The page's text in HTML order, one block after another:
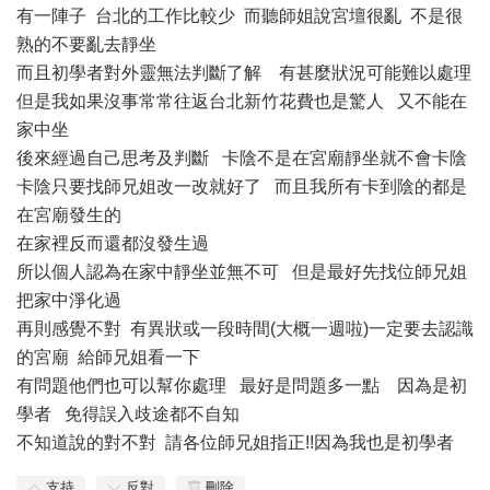
有一陣子 台北的工作比較少 而聽師姐說宮壇很亂 不是很
熟的不要亂去靜坐
而且初學者對外靈無法判斷了解 有甚麼狀況可能難以處理
但是我如果沒事常常往返台北新竹花費也是驚人 又不能在
家中坐
後來經過自己思考及判斷 卡陰不是在宮廟靜坐就不會卡陰
卡陰只要找師兄姐改一改就好了 而且我所有卡到陰的都是
在宮廟發生的
在家裡反而還都沒發生過
所以個人認為在家中靜坐並無不可 但是最好先找位師兄姐
把家中淨化過
再則感覺不對 有異狀或一段時間(大概一週啦)一定要去認識
的宮廟 給師兄姐看一下
有問題他們也可以幫你處理 最好是問題多一點 因為是初
學者 免得誤入歧途都不自知
不知道說的對不對 請各位師兄姐指正!!因為我也是初學者